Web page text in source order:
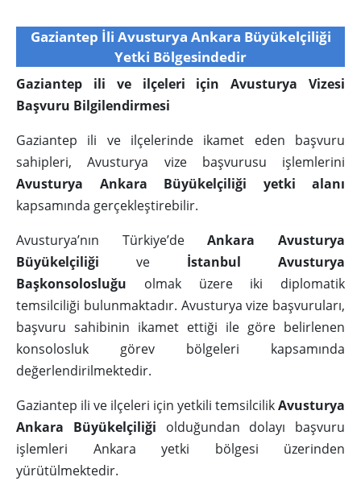
Gaziantep İli Avusturya Ankara Büyükelçiliği
Yetki Bölgesindedir
Gaziantep ili ve ilçeleri için Avusturya Vizesi
Başvuru Bilgilendirmesi
Gaziantep ili ve ilçelerinde ikamet eden başvuru
sahipleri, Avusturya vize başvurusu işlemlerini
Avusturya Ankara Büyükelçiliği yetki alanı
kapsamında gerçekleştirebilir.
Avusturya’nın Türkiye’deAnkara Avusturya
Büyükelçiliği ve İstanbul Avusturya
Başkonsolosluğu olmak üzere iki diplomatik
temsilciliği bulunmaktadır. Avusturya vize başvuruları,
başvuru sahibinin ikamet ettiği ile göre belirlenen
konsolosluk görev bölgeleri kapsamında
değerlendirilmektedir.
Gaziantep ili ve ilçeleri için yetkili temsilcilikAvusturya
Ankara Büyükelçiliği olduğundan dolayı başvuru
işlemleri Ankara yetki bölgesi üzerinden
yürütülmektedir.